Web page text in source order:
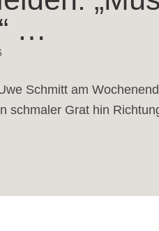
…
Schmitt am
schmaler Grat hin